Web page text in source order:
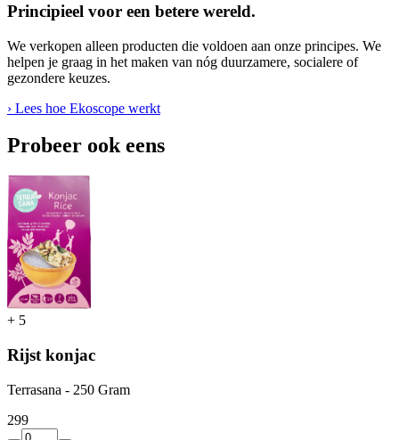
Principieel voor een betere wereld.
We verkopen alleen producten die voldoen aan onze principes. We
helpen je graag in het maken van nóg duurzamere, socialere of
gezondere keuzes.
› Lees hoe Ekoscope werkt
Probeer ook eens
+ 5
Rijst konjac
Terrasana - 250 Gram
299